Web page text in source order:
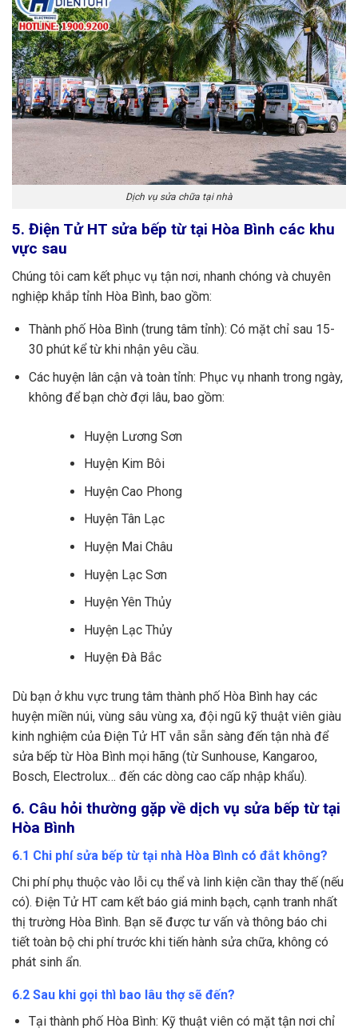
Dịch vụ sửa chữa tại nhà
5. Điện Tử HT sửa bếp từ tại Hòa Bình các khu
vực sau
Chúng tôi cam kết phục vụ tận nơi, nhanh chóng và chuyên
nghiệp khắp tỉnh Hòa Bình, bao gồm:
Thành phố Hòa Bình (trung tâm tỉnh): Có mặt chỉ sau 15-
30 phút kể từ khi nhận yêu cầu.
Các huyện lân cận và toàn tỉnh: Phục vụ nhanh trong ngày,
không để bạn chờ đợi lâu, bao gồm:
Huyện Lương Sơn
Huyện Kim Bôi
Huyện Cao Phong
Huyện Tân Lạc
Huyện Mai Châu
Huyện Lạc Sơn
Huyện Yên Thủy
Huyện Lạc Thủy
Huyện Đà Bắc
Dù bạn ở khu vực trung tâm thành phố Hòa Bình hay các
huyện miền núi, vùng sâu vùng xa, đội ngũ kỹ thuật viên giàu
kinh nghiệm của Điện Tử HT vẫn sẵn sàng đến tận nhà để
sửa bếp từ Hòa Bình mọi hãng (từ Sunhouse, Kangaroo,
Bosch, Electrolux… đến các dòng cao cấp nhập khẩu).
6. Câu hỏi thường gặp về dịch vụ sửa bếp từ tại
Hòa Bình
6.1 Chi phí sửa bếp từ tại nhà Hòa Bình có đắt không?
Chi phí phụ thuộc vào lỗi cụ thể và linh kiện cần thay thế (nếu
có). Điện Tử HT cam kết báo giá minh bạch, cạnh tranh nhất
thị trường Hòa Bình. Bạn sẽ được tư vấn và thông báo chi
tiết toàn bộ chi phí trước khi tiến hành sửa chữa, không có
phát sinh ẩn.
6.2 Sau khi gọi thì bao lâu thợ sẽ đến?
Tại thành phố Hòa Bình: Kỹ thuật viên có mặt tận nơi chỉ